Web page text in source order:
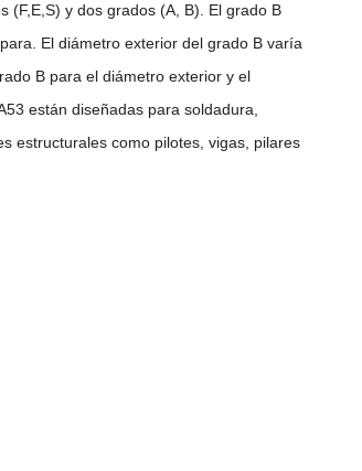
(F,E,S) y dos grados (A, B). El grado B
El diámetro exterior del grado B varía
B para el diámetro exterior y el
están diseñadas para soldadura,
estructurales como pilotes, vigas, pilares